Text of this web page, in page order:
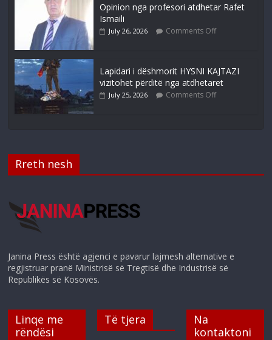
Opinion nga profesori atdhetar Rafet
Ismaili
July 26, 2026 Comments Off
Lapidari i dëshmorit HYSNI KAJTAZI
vizitohet përditë nga atdhetaret
July 25, 2026 Comments Off
Rreth nesh
Janina Press është agjenci e pavarur lajmesh alternative e
regjistruar pranë Ministrisë së Tregtisë dhe Industrisë së
Republikës së Kosovës.
Linqe me
rëndësi
Të tjera
Na
kontaktoni